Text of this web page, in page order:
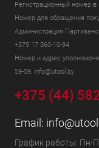
Регистрационный номер в
Номер для обращения
Администрация
+375 17 360-10-94
Номер и адрес
59-59, info@utool.by
+375 (44)
Email:
График работы: Пн-